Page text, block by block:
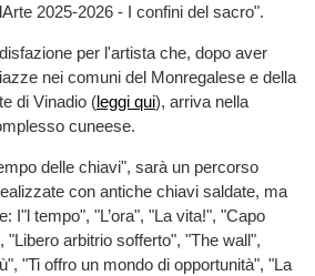
2025-2026 - I confini del sacro".
per l'artista che, dopo aver
nei comuni del Monregalese e della
di Vinadio (leggi qui), arriva nella
cuneese.
delle chiavi", sarà un percorso
con antiche chiavi saldate, ma
I"l tempo", "L’ora", "La vita!", "Capo
"Libero arbitrio sofferto", "The wall",
"Ti offro un mondo di opportunità", "La